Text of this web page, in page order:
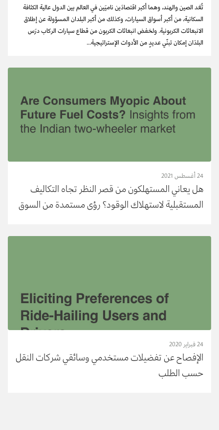
تُعَد الصين والهند، وهما أكبر اقتصادَين ناميَين في العالم بين الدول عالية الكثافة
السكانية، من أكبر أسواق السيارات، وكذلك من أكبر البلدان المسؤولة عن إطلاق
الانبعاثات الكربونية. ولخفض انبعاثات الكربون من قطاع سيارات الركاب درَس
البلدَان إمكان تبنّي عديدٍ من الأدوات الإستراتيجية...
24 أغسطس 2021
هل يعاني المستهلكون من قصر النظر تجاه التكاليف
المستقبلية لاستهلاك الوقود؟ رؤى مستمدة من السوق
24 فبراير 2020
الإفصاح عن تفضيلات مستخدمي وسائقي شركات النقل
حسب الطلب